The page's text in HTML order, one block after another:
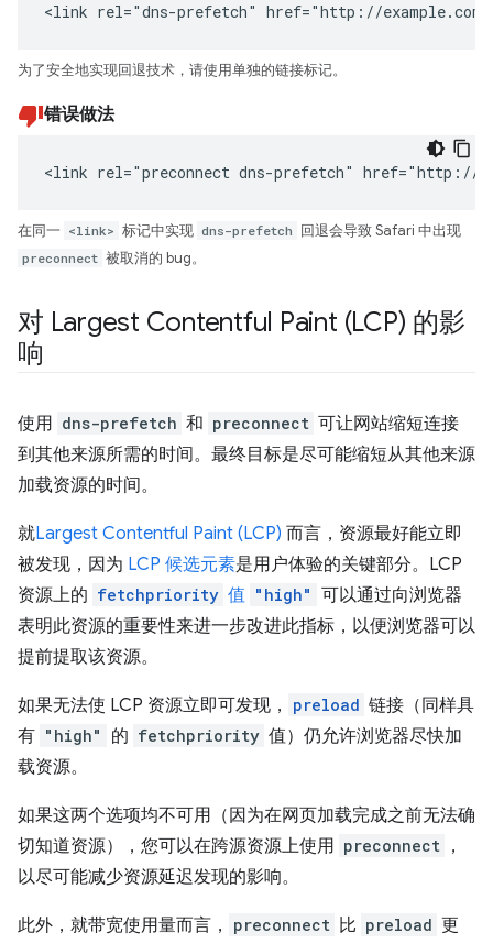
<link rel="dns-prefetch" href="http://
为了安全地实现回退技术，请使用单独的链接标记。
错误做法
<link rel="preconnect dns-prefetch" href="http://
在同一 <link> 标记中实现 dns-prefetch 回退会导致 Safari 中出现
preconnect 被取消的 bug。
对 Largest Contentful Paint (LCP) 的影
响
使用 dns-prefetch 和 preconnect 可让网站缩短连接
到其他来源所需的时间。最终目标是尽可能缩短从其他来源
加载资源的时间。
就Largest Contentful Paint (LCP) 而言，资源最好能立即
被发现，因为 LCP 候选元素是用户体验的关键部分。LCP
资源上的 fetchpriority 值 "high" 可以通过向浏览器
表明此资源的重要性来进一步改进此指标，以便浏览器可以
提前提取该资源。
如果无法使 LCP 资源立即可发现， preload 链接（同样具
有 "high" 的 fetchpriority 值）仍允许浏览器尽快加
载资源。
如果这两个选项均不可用（因为在网页加载完成之前无法确
切知道资源），您可以在跨源资源上使用 preconnect
，
以尽可能减少资源延迟发现的影响。
此外，就带宽使用量而言， preconnect 比 preload 更